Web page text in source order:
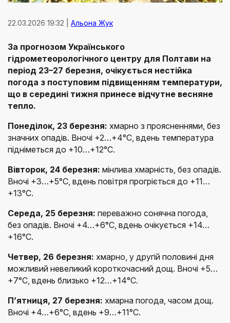
22.03.2026 19:32 | Альона Жук
За прогнозом Українського
гідрометеорологічного центру для Полтави на
період 23–27 березня, очікується нестійка
погода з поступовим підвищенням температури,
що в середині тижня принесе відчутне весняне
тепло.
Понеділок, 23 березня: хмарно з проясненнями, без
значних опадів. Вночі +2…+4°C, вдень температура
підніметься до +10…+12°C.
Вівторок, 24 березня: мінлива хмарність, без опадів.
Вночі +3…+5°C, вдень повітря прогріється до +11…
+13°C.
Середа, 25 березня: переважно сонячна погода,
без опадів. Вночі +4…+6°C, вдень очікується +14…
+16°C.
Четвер, 26 березня: хмарно, у другій половині дня
можливий невеликий короткочасний дощ. Вночі +5…
+7°C, вдень близько +12…+14°C.
П’ятниця, 27 березня: хмарна погода, часом дощ.
Вночі +4…+6°C, вдень +9…+11°C.